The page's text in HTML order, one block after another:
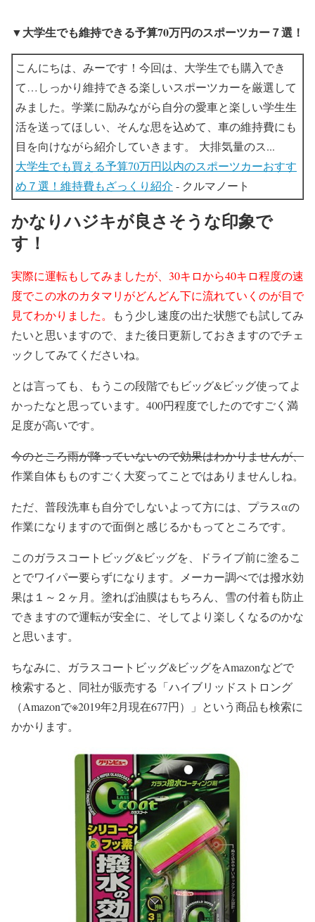
▼大学生でも維持できる予算70万円のスポーツカー７選！
こんにちは、みーです！今回は、大学生でも購入でき
て…しっかり維持できる楽しいスポーツカーを厳選して
みました。学業に励みながら自分の愛車と楽しい学生生
活を送ってほしい、そんな思を込めて、車の維持費にも
目を向けながら紹介していきます。 大排気量のス...
大学生でも買える予算70万円以内のスポーツカーおすす
め７選！維持費もざっくり紹介 - クルマノート
かなりハジキが良さそうな印象で
す！
実際に運転もしてみましたが、30キロから40キロ程度の速
度でこの水のカタマリがどんどん下に流れていくのが目で
見てわかりました。
もう少し速度の出た状態でも試してみ
たいと思いますので、また後日更新しておきますのでチェ
ックしてみてくださいね。
とは言っても、もうこの段階でもビッグ&ビッグ使ってよ
かったなと思っています。400円程度でしたのですごく満
足度が高いです。
今のところ雨が降っていないので効果はわかりませんが、
作業自体もものすごく大変ってことではありませんしね。
ただ、普段洗車も自分でしないよって方には、プラスαの
作業になりますので面倒と感じるかもってところです。
このガラスコートビッグ&ビッグを、ドライブ前に塗るこ
とでワイパー要らずになります。メーカー調べでは撥水効
果は１～２ヶ月。塗れば油膜はもちろん、雪の付着も防止
できますので運転が安全に、そしてより楽しくなるのかな
と思います。
ちなみに、ガラスコートビッグ&ビッグをAmazonなどで
検索すると、同社が販売する「ハイブリッドストロング
（Amazonで※2019年2月現在677円）」という商品も検索に
かかります。